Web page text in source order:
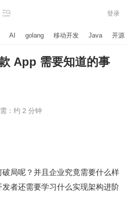
 登录
AI golang 移动开发 Java 开源
App 需要知道的事
：约 2 分钟
局呢？并且企业究竟需要什么样
者还需要学习什么实现架构进阶